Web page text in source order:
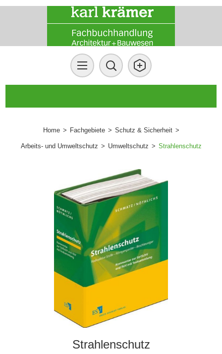
Home > Fachgebiete > Schutz & Sicherheit >
Arbeits- und Umweltschutz > Umweltschutz > Strahlenschutz
Strahlenschutz